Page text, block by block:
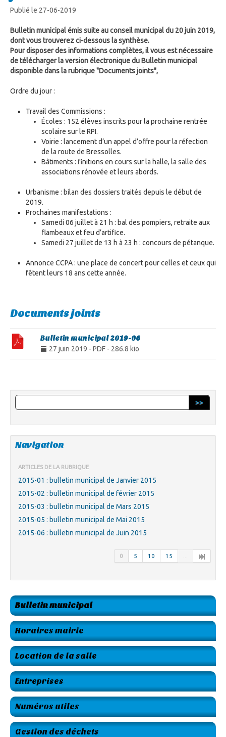
Publié le 27-06-2019
Bulletin municipal émis suite au conseil municipal du 20 juin 2019,
dont vous trouverez ci-dessous la synthèse.
Pour disposer des informations complètes, il vous est nécessaire
de télécharger la version électronique du Bulletin municipal
disponible dans la rubrique "Documents joints",
Ordre du jour :
Travail des Commissions :
Écoles : 152 élèves inscrits pour la prochaine rentrée
scolaire sur le RPI.
Voirie : lancement d’un appel d’offre pour la réfection
de la route de Bressolles.
Bâtiments : finitions en cours sur la halle, la salle des
associations rénovée et leurs abords.
Urbanisme : bilan des dossiers traités depuis le début de
2019.
Prochaines manifestations :
Samedi 06 juillet à 21 h : bal des pompiers, retraite aux
flambeaux et feu d’artifice.
Samedi 27 juillet de 13 h à 23 h : concours de pétanque.
Annonce CCPA : une place de concert pour celles et ceux qui
fêtent leurs 18 ans cette année.
Documents joints
Bulletin municipal 2019-06
27 juin 2019 - PDF - 286.8 kio
>>
Navigation
ARTICLES DE LA RUBRIQUE
2015-01 : bulletin municipal de Janvier 2015
2015-02 : bulletin municipal de février 2015
2015-03 : bulletin municipal de Mars 2015
2015-05 : bulletin municipal de Mai 2015
2015-06 : bulletin municipal de Juin 2015
0 5 10 15
Bulletin municipal
Horaires mairie
Location de la salle
Entreprises
Numéros utiles
Gestion des déchets